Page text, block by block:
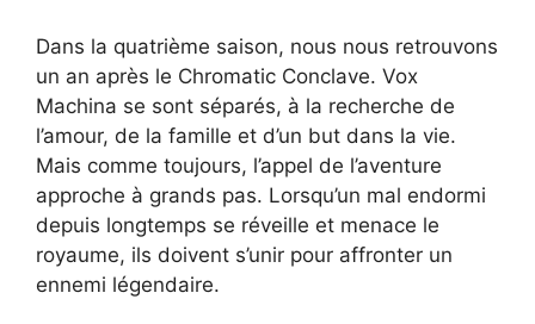
Dans la quatrième saison, nous nous retrouvons
un an après le Chromatic Conclave. Vox
Machina se sont séparés, à la recherche de
l’amour, de la famille et d’un but dans la vie.
Mais comme toujours, l’appel de l’aventure
approche à grands pas. Lorsqu’un mal endormi
depuis longtemps se réveille et menace le
royaume, ils doivent s’unir pour affronter un
ennemi légendaire.